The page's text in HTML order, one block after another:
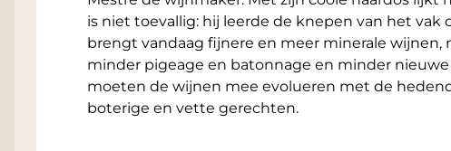
is niet toevallig: hij leerde de knepen van het vak
brengt vandaag fijnere en meer minerale wijnen,
minder pigeage en batonnage en minder nieuwe
moeten de wijnen mee evolueren met de
boterige en vette gerechten.